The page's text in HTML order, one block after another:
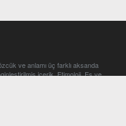
ve anlamı üç farklı aksanda
içerik. Etimoloji, Eş ve